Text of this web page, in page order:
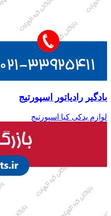
بادگیر رادیاتور اسپورتیج
لوازم یدکی کیا اسپورتیج